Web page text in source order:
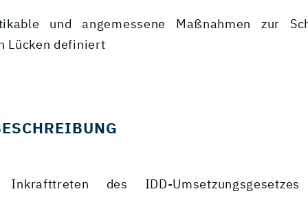
und angemessene Maßnahmen zur
Lücken definiert
des IDD-